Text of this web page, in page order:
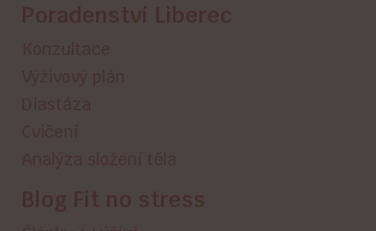
Poradenství Liberec
Blog Fit no stress